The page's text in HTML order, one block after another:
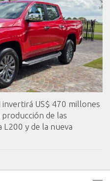
US$ 470 millones
de las
L200 y de la nueva